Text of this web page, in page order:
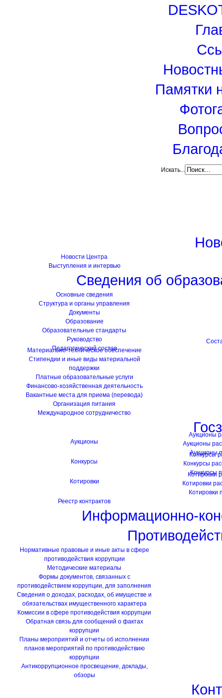
Памятки
Искать...
Новости Центра
Выступления и интервью
Сведения об
Основные сведения
Структура и органы управления
Документы
Образование
Образовательные стандарты
Руководство
Педагогический состав
Материально-техническое обеспечение
Стипендии и иные виды материальной
поддержки
Платные образовательные услуги
Финансово-хозяйственная деятельность
Вакантные места для приема (перевода)
Организация питания
Международное сотрудничество
Аукционы
Аукционы
Аукционы
Аукционы
Конкурсы
Конкурсы
Конкурсы
Конкурсы
Котировки
Котировки
Котировки
Котировки
Реестр контрактов
Информационно-
Нормативные правовые и иные акты в сфере
противодействия коррупции
Методические материалы
Формы документов, связанных с
противодействием коррупции, для заполнения
Сведения о доходах, расходах, об имуществе и
обязательствах имущественного характера
Комиссии в сфере противодействия коррупции
Обратная связь для сообщений о фактах
коррупции
Планы мероприятий и отчеты об исполнении
планов мероприятий по противодействию
коррупции
Антикоррупционное просвещение, доклады,
обзоры